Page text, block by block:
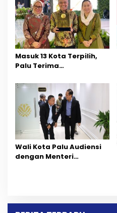
Masuk 13 Kota Terpilih,
Palu Terima
Pengelolaan Kebersihan
dari KLH
Wali Kota Palu Audiensi
dengan Menteri